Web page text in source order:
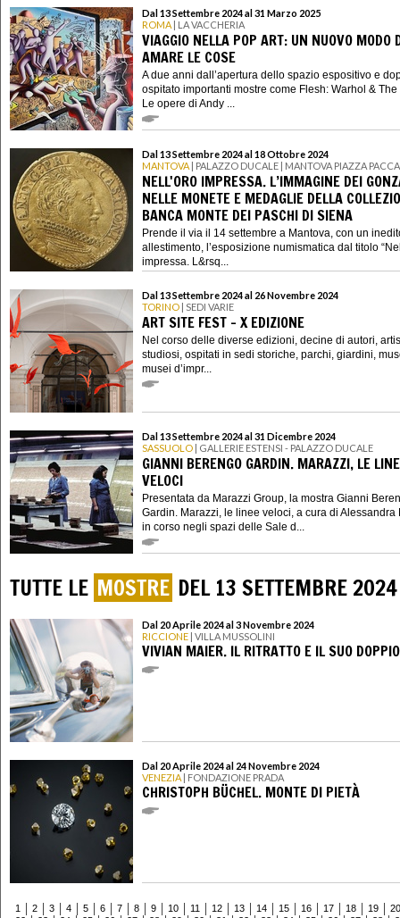
Dal 13 Settembre 2024 al 31 Marzo 2025
ROMA | LA VACCHERIA
VIAGGIO NELLA POP ART: UN NUOVO MODO
AMARE LE COSE
A due anni dall’apertura dello spazio espositivo e
ospitato importanti mostre come Flesh: Warhol & The
Le opere di Andy ...
Dal 13 Settembre 2024 al 18 Ottobre 2024
MANTOVA | PALAZZO DUCALE | MANTOVA PIAZZA
NELL'ORO IMPRESSA. L’IMMAGINE DEI
NELLE MONETE E MEDAGLIE DELLA
BANCA MONTE DEI PASCHI DI SIENA
Prende il via il 14 settembre a Mantova, con un
allestimento, l’esposizione numismatica dal titolo
impressa. L&rsq...
Dal 13 Settembre 2024 al 26 Novembre 2024
TORINO | SEDI VARIE
ART SITE FEST - X EDIZIONE
Nel corso delle diverse edizioni, decine di autori,
studiosi, ospitati in sedi storiche, parchi, giardini,
musei d’impr...
Dal 13 Settembre 2024 al 31 Dicembre 2024
SASSUOLO | GALLERIE ESTENSI - PALAZZO DUCALE
GIANNI BERENGO GARDIN. MARAZZI, LE
VELOCI
Presentata da Marazzi Group, la mostra Gianni
Gardin. Marazzi, le linee veloci, a cura di Alessandra
in corso negli spazi delle Sale d...
TUTTE LE MOSTRE DEL 13 SETTEMBRE 2024
Dal 20 Aprile 2024 al 3 Novembre 2024
RICCIONE | VILLA MUSSOLINI
VIVIAN MAIER. IL RITRATTO E IL SUO DOPPIO
Dal 20 Aprile 2024 al 24 Novembre 2024
VENEZIA | FONDAZIONE PRADA
CHRISTOPH BÜCHEL. MONTE DI PIETÀ
1 2 3 4 5 6 7 8 9 10 11 12 13 14 15 16 17 18 19
20